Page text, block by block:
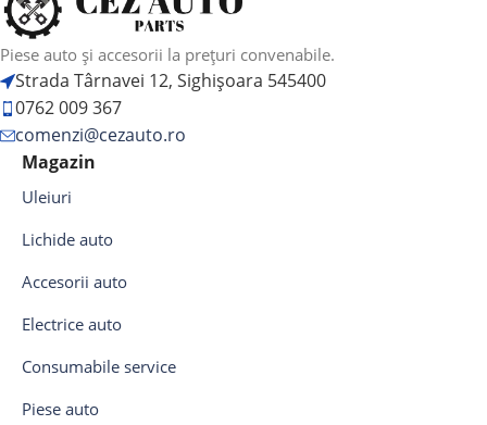
Piese auto și accesorii la prețuri convenabile.
Strada Târnavei 12, Sighișoara 545400
0762 009 367
comenzi@cezauto.ro
Magazin
Uleiuri
Lichide auto
Accesorii auto
Electrice auto
Consumabile service
Piese auto